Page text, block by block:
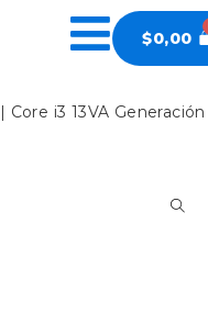
$0,00
i3 13VA Generación